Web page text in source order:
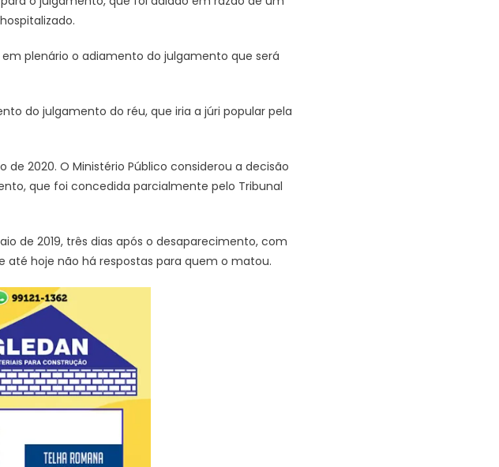
plenário o adiamento do julgamento que será
do julgamento do réu, que iria a júri popular pela
2020. O Ministério Público considerou a decisão
que foi concedida parcialmente pelo Tribunal
de 2019, três dias após o desaparecimento, com
até hoje não há respostas para quem o matou.